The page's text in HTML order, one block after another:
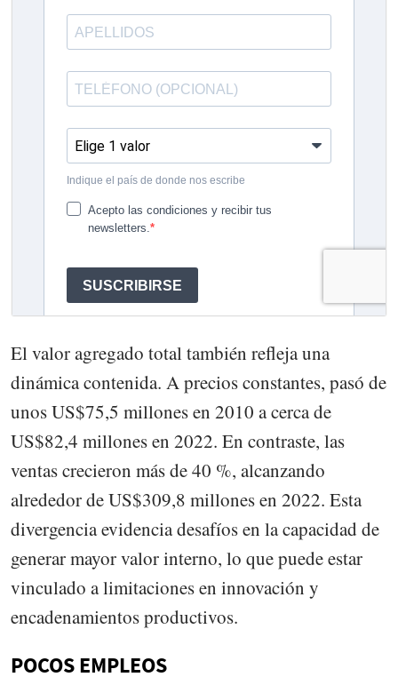
El valor agregado total también refleja una
dinámica contenida. A precios constantes, pasó de
unos US$75,5 millones en 2010 a cerca de
US$82,4 millones en 2022. En contraste, las
ventas crecieron más de 40 %, alcanzando
alrededor de US$309,8 millones en 2022. Esta
divergencia evidencia desafíos en la capacidad de
generar mayor valor interno, lo que puede estar
vinculado a limitaciones en innovación y
encadenamientos productivos.
POCOS EMPLEOS